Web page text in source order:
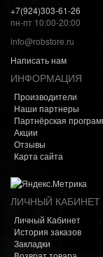
+7(924)303-61-26
пн-пт 10:00-20:00
info@robstore.ru
Написать нам
ИНФОРМАЦИЯ
Производители
Наши партнеры
Партнёрская
Акции
Отзывы
Карта сайта
ЛИЧНЫЙ КАБИНЕТ
Личный Кабинет
История заказов
Закладки